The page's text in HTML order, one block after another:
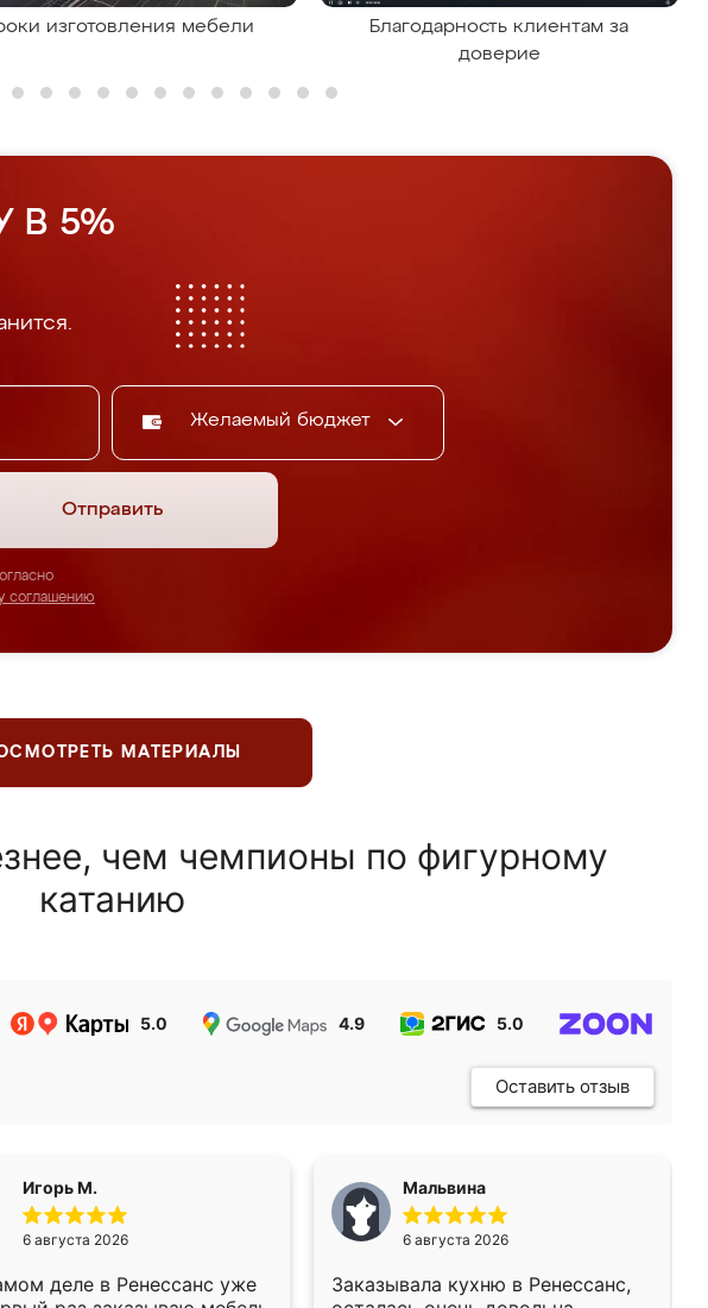
изготовления мебели
Благодарность клиентам за
доверие
В 5%
Желаемый бюджет
Отправить
соглашению
МАТЕРИАЛЫ
чем чемпионы по фигурному
катанию
5.0 4.9 5.0
Оставить отзыв
Игорь М.
6 августа 2026
деле в Ренессанс уже
Мальвина
6 августа 2026
Заказывала кухню в Ренессанс,